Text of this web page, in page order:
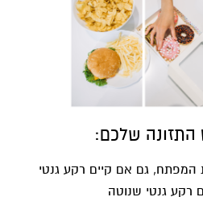
המפתח, גם אם קיים רקע גנטי
רקע גנטי שנוטה